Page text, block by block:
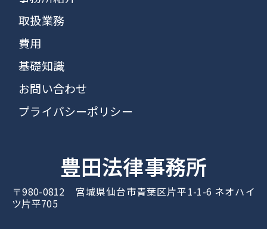
取扱業務
費用
基礎知識
お問い合わせ
プライバシーポリシー
豊田法律事務所
〒980-0812 宮城県仙台市青葉区片平1-1-6 ネオハイ
ツ片平705